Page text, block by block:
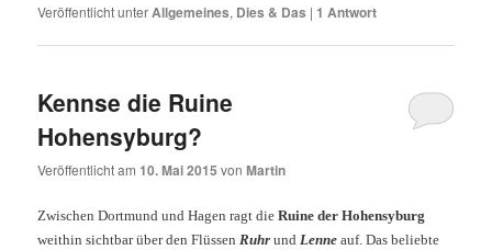
Veröffentlicht unter Allgemeines, Dies & Das | 1 Antwort
Kennse die Ruine
Hohensyburg?
Veröffentlicht am 10. Mai 2015 vonMartin
Zwischen Dortmund und Hagen ragt dieRuine der Hohensyburg
weithin sichtbar über den FlüssenRuhr undLenne auf. Das beliebte